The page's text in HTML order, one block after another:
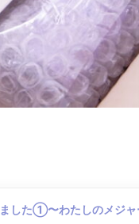
した①〜わたしのメジャ